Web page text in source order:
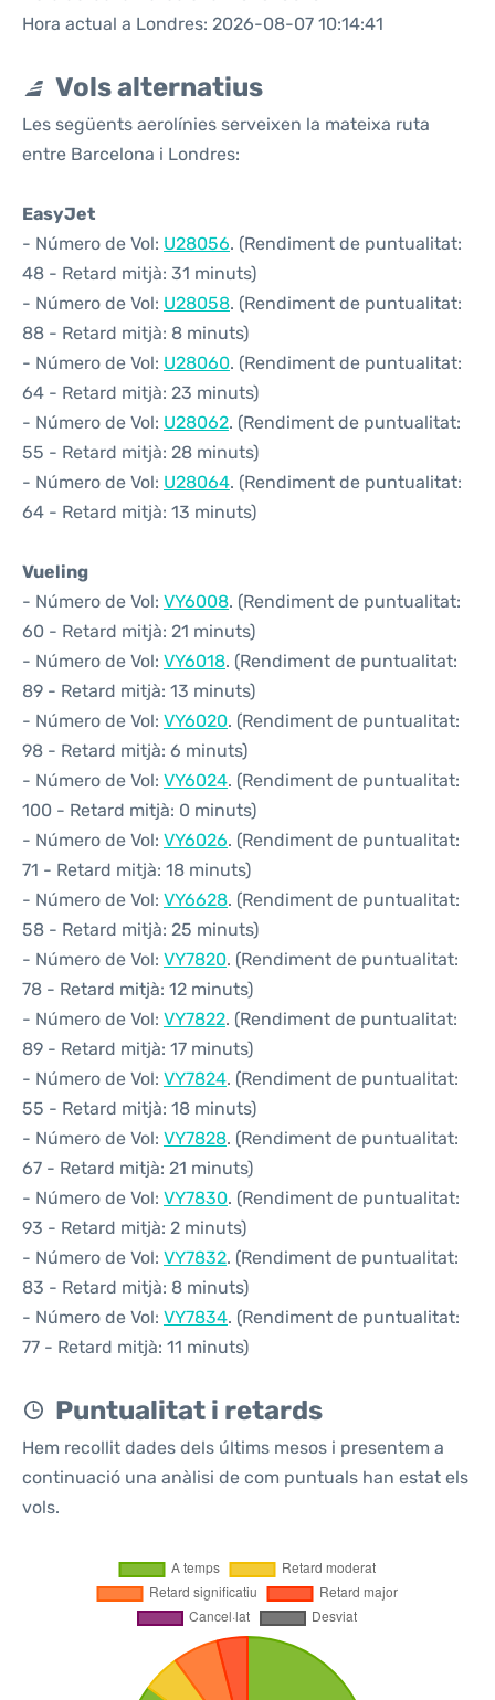
Hora actual a Londres: 2026-08-07 10:14:41
Vols alternatius
Les següents aerolínies serveixen la mateixa ruta
entre Barcelona i Londres:
EasyJet
- Número de Vol: U28056. (Rendiment de puntualitat:
48 - Retard mitjà: 31 minuts)
- Número de Vol: U28058. (Rendiment de puntualitat:
88 - Retard mitjà: 8 minuts)
- Número de Vol: U28060. (Rendiment de puntualitat:
64 - Retard mitjà: 23 minuts)
- Número de Vol: U28062. (Rendiment de puntualitat:
55 - Retard mitjà: 28 minuts)
- Número de Vol: U28064. (Rendiment de puntualitat:
64 - Retard mitjà: 13 minuts)
Vueling
- Número de Vol: VY6008. (Rendiment de puntualitat:
60 - Retard mitjà: 21 minuts)
- Número de Vol: VY6018. (Rendiment de puntualitat:
89 - Retard mitjà: 13 minuts)
- Número de Vol: VY6020. (Rendiment de puntualitat:
98 - Retard mitjà: 6 minuts)
- Número de Vol: VY6024. (Rendiment de puntualitat:
100 - Retard mitjà: 0 minuts)
- Número de Vol: VY6026. (Rendiment de puntualitat:
71 - Retard mitjà: 18 minuts)
- Número de Vol: VY6628. (Rendiment de puntualitat:
58 - Retard mitjà: 25 minuts)
- Número de Vol: VY7820. (Rendiment de puntualitat:
78 - Retard mitjà: 12 minuts)
- Número de Vol: VY7822. (Rendiment de puntualitat:
89 - Retard mitjà: 17 minuts)
- Número de Vol: VY7824. (Rendiment de puntualitat:
55 - Retard mitjà: 18 minuts)
- Número de Vol: VY7828. (Rendiment de puntualitat:
67 - Retard mitjà: 21 minuts)
- Número de Vol: VY7830. (Rendiment de puntualitat:
93 - Retard mitjà: 2 minuts)
- Número de Vol: VY7832. (Rendiment de puntualitat:
83 - Retard mitjà: 8 minuts)
- Número de Vol: VY7834. (Rendiment de puntualitat:
77 - Retard mitjà: 11 minuts)
Puntualitat i retards
Hem recollit dades dels últims mesos i presentem a
continuació una anàlisi de com puntuals han estat els
vols.